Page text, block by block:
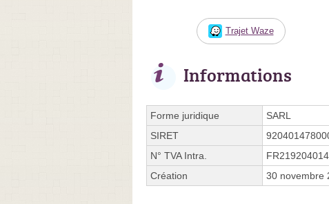
Trajet Waze
Informations
Forme juridique
SARL
SIRET
N° TVA Intra.
Création
30 novembre